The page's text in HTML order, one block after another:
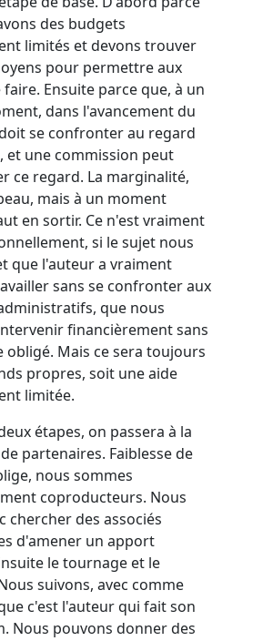
des budgets
limités et devons trouver
pour permettre aux
Ensuite parce que, à un
dans l'avancement du
se confronter au regard
et une commission peut
ce regard. La marginalité,
mais à un moment
en sortir. Ce n'est vraiment
si le sujet nous
que l'auteur a vraiment
sans se confronter aux
que nous
financièrement sans
obligé. Mais ce sera toujours
propres, soit une aide
limitée.
étapes, on passera à la
partenaires. Faiblesse de
nous sommes
coproducteurs. Nous
chercher des associés
d'amener un apport
le tournage et le
suivons, avec comme
c'est l'auteur qui fait son
Nous pouvons donner des